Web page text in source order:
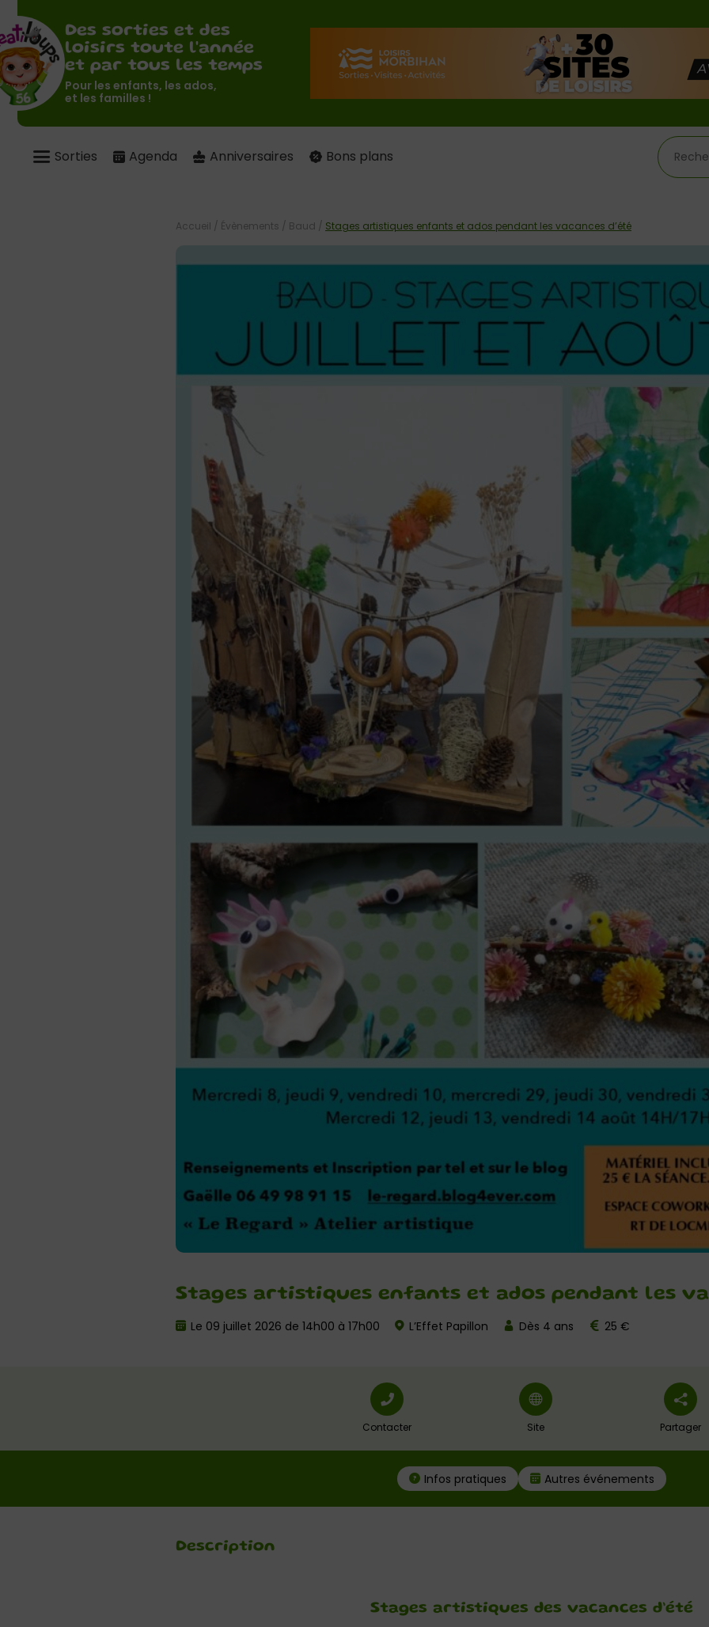
Des sorties et des
loisirs toute l'année
et par tous les temps
Pour les enfants, les ados,
et les familles !
Sorties Agenda Anniversaires Bons plans
Stages artistiques enfants et ados pendant les
Le 09 juillet 2026 de 14h00 à 17h00 L’Effet Papillon Dès 4 ans 25 €
Accueil / Évènements / Baud / Stages artistiques enfants et ados pendant les vacances d’été
Contacter Site Partager
Infos pratiques Autres événements
Description
Stages artistiques des vacances d’été